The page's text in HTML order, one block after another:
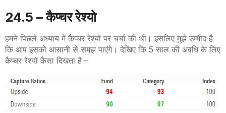
24.5 – कैप्चर रेश्यो
हमने पिछले अध्याय में कैप्चर रेश्यो पर चर्चा की थी। इसलिए मुझे उम्मीद है
कि आप इसको आसानी से समझ पाएंगे। देखिए कि 5 साल की अवधि के लिए
कैप्चर रेश्यो कैसा दिखता है –